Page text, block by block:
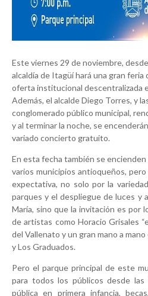
Este viernes 29 de noviembre,
alcaldía de Itagüí hará una gran
oferta institucional descentralizada
Además, el alcalde Diego Torres, y
conglomerado público municipal,
y al terminar la noche, se
variado concierto gratuito.
En esta fecha también se
varios municipios antioqueños,
expectativa, no solo por la
parques y el despliegue de luces y
María, sino que la invitación es por
de artistas como Horacio Grisales
del Vallenato y un gran mano a
y Los Graduados.
Pero el parque principal de este
para todos los públicos desde
pública en primera infancia,